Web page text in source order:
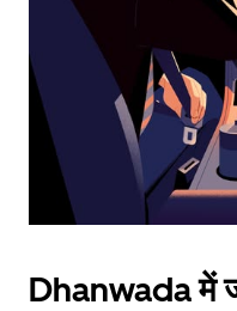
the
calendar.
Dhanwada में